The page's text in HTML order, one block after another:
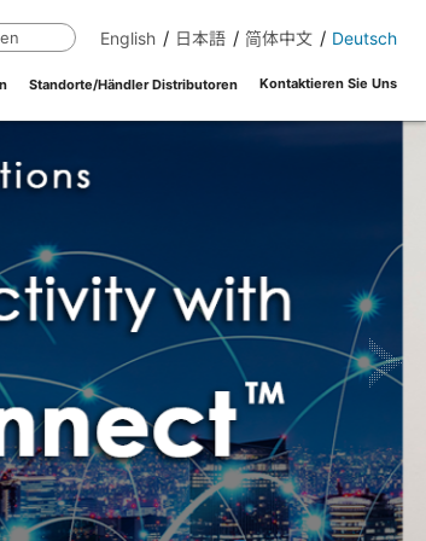
English 日本語 简体中文 Deutsch
Standorte/Händler Distributoren Kontaktieren Sie Uns